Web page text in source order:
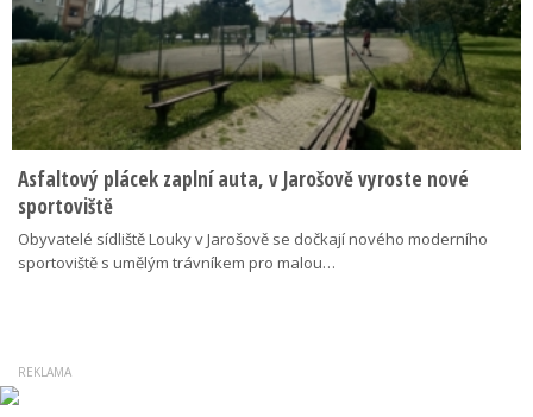
Asfaltový plácek zaplní auta, v Jarošově vyroste nové
sportoviště
Obyvatelé sídliště Louky v Jarošově se dočkají nového moderního
sportoviště s umělým trávníkem pro malou…